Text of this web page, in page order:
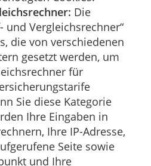
Die
und Vergleichsrechner“
die von verschiedenen
gesetzt werden, um
für
Sie diese Kategorie
Ihre Eingaben in
Ihre IP-Adresse,
Seite sowie
und Ihre